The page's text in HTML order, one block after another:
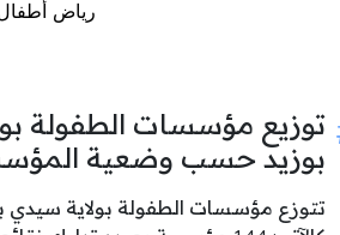
توزيع مؤسسات الطفولة
بوزيد حسب وضعية
تتوزع مؤسسات الطفولة بولاية